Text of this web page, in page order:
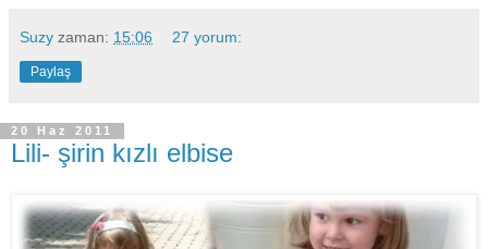
Suzy zaman: 15:06 27 yorum:
Paylaş
20 Haz 2011
Lili- şirin kızlı elbise